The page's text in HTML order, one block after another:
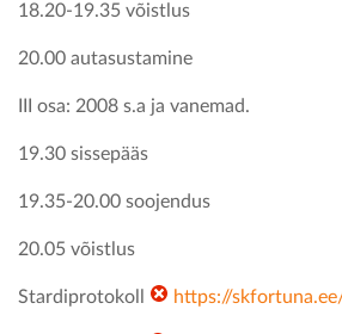
18.20-19.35 võistlus
20.00 autasustamine
III osa: 2008 s.a ja vanemad.
19.30 sissepääs
19.35-20.00 soojendus
20.05 võistlus
Stardiprotokoll https://